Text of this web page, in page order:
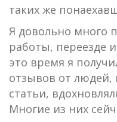
таких же
Я довольно много
работы, переезде
это время я
отзывов от
статьи,
Многие из них